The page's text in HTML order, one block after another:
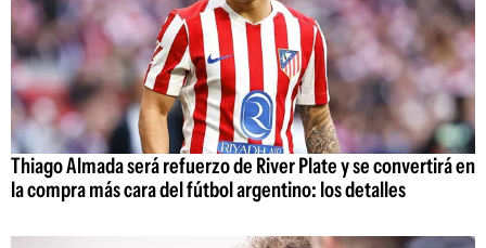
Thiago Almada será refuerzo de River Plate y se convertirá en
la compra más cara del fútbol argentino: los detalles